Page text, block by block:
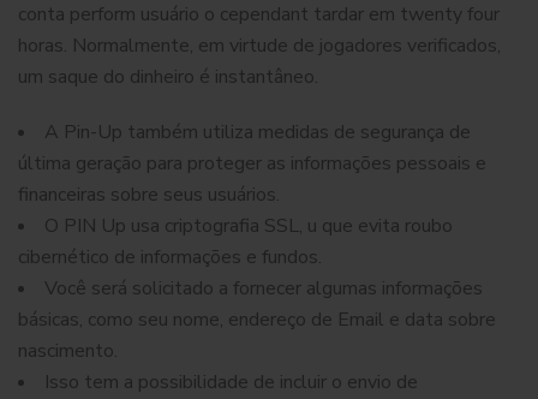
conta perform usuário o cependant tardar em twenty four
horas. Normalmente, em virtude de jogadores verificados,
um saque do dinheiro é instantâneo.
A Pin-Up também utiliza medidas de segurança de
última geração para proteger as informações pessoais e
financeiras sobre seus usuários.
O PIN Up usa criptografia SSL, u que evita roubo
cibernético de informações e fundos.
Você será solicitado a fornecer algumas informações
básicas, como seu nome, endereço de Email e data sobre
nascimento.
Isso tem a possibilidade de incluir o envio de